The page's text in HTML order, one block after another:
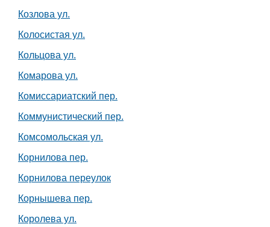
Козлова ул.
Колосистая ул.
Кольцова ул.
Комарова ул.
Комиссариатский пер.
Коммунистический пер.
Комсомольская ул.
Корнилова пер.
Корнилова переулок
Корнышева пер.
Королева ул.